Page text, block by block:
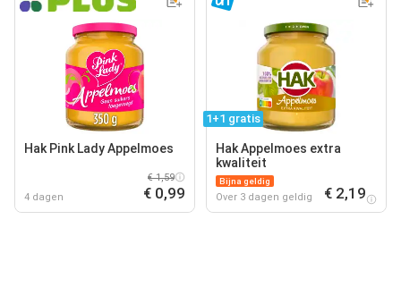
Hak Pink Lady Appelmoes
4 dagen
€ 1,59
€ 0,99
1+1 gratis
Hak Appelmoes extra
kwaliteit
Bijna geldig
Over 3 dagen geldig € 2,19